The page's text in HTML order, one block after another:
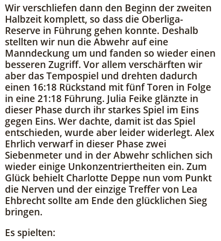
Wir verschliefen dann den Beginn der zweiten
Halbzeit komplett, so dass die Oberliga-
Reserve in Führung gehen konnte. Deshalb
stellten wir nun die Abwehr auf eine
Manndeckung um und fanden so wieder einen
besseren Zugriff. Vor allem verschärften wir
aber das Tempospiel und drehten dadurch
einen 16:18 Rückstand mit fünf Toren in Folge
in eine 21:18 Führung. Julia Feike glänzte in
dieser Phase durch ihr starkes Spiel im Eins
gegen Eins. Wer dachte, damit ist das Spiel
entschieden, wurde aber leider widerlegt. Alex
Ehrlich verwarf in dieser Phase zwei
Siebenmeter und in der Abwehr schlichen sich
wieder einige Unkonzentriertheiten ein. Zum
Glück behielt Charlotte Deppe nun vom Punkt
die Nerven und der einzige Treffer von Lea
Ehbrecht sollte am Ende den glücklichen Sieg
bringen.
Es spielten: